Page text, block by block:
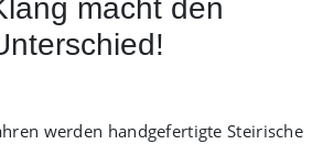
macht den
werden handgefertigte Steirische